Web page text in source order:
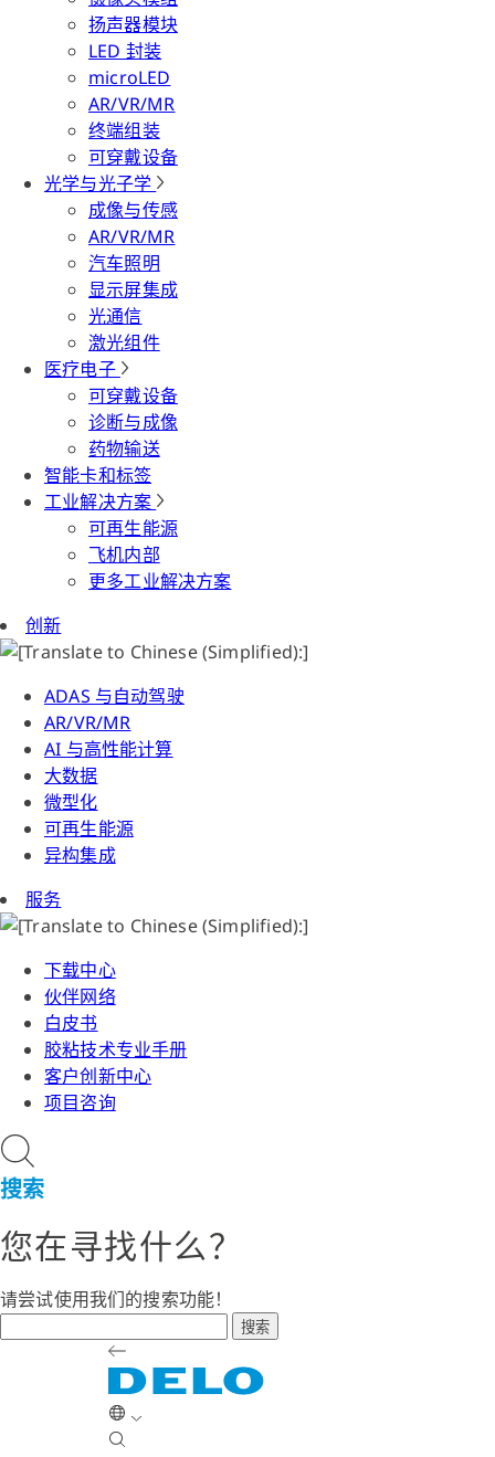
扬声器模块
LED 封装
microLED
AR/VR/MR
终端组装
可穿戴设备
光学与光子学
成像与传感
AR/VR/MR
汽车照明
显示屏集成
光通信
激光组件
医疗电子
可穿戴设备
诊断与成像
药物输送
智能卡和标签
工业解决方案
可再生能源
飞机内部
更多工业解决方案
创新
ADAS 与自动驾驶
AR/VR/MR
AI 与高性能计算
大数据
微型化
可再生能源
异构集成
服务
下载中心
伙伴网络
白皮书
胶粘技术专业手册
客户创新中心
项目咨询
搜索
您在寻找什么？
请尝试使用我们的搜索功能！
搜索